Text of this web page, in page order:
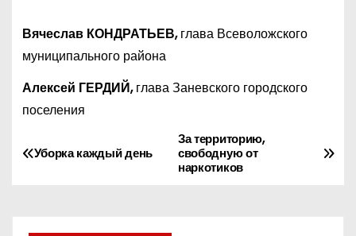
Вячеслав КОНДРАТЬЕВ,глава Всеволожского
муниципального района
Алексей ГЕРДИЙ,глава Заневского городского
поселения
Н
За территорию,
свободную от
наркотиков
Уборка каждый день